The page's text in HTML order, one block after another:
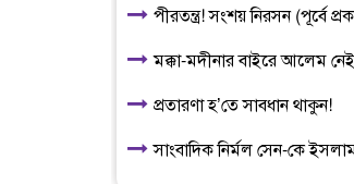
পীরতন্ত্র! সংশয় নিরসন (পূর্বে
মক্কা-মদীনার বাইরে আলেম
প্রতারণা হ’তে সাবধান থাকুন!
সাংবাদিক নির্মল সেন-কে